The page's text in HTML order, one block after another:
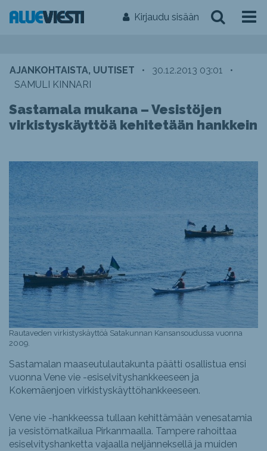
Kirjaudu sisään
AJANKOHTAISTA, UUTISET • 30.12.2013 03:01
•
SAMULI KINNARI
Sastamala mukana – Vesistöjen
virkistyskäyttöä kehitetään hankkein
Rautaveden virkistyskäyttöä Satakunnan Kansansoudussa vuonna
2009.
Sastamalan maaseutulautakunta päätti osallistua ensi
vuonna Vene vie -esiselvityshankkeeseen ja
Kokemäenjoen virkistyskäyttöhankkeeseen.
Vene vie -hankkeessa tullaan kehittämään venesatamia
ja vesistömatkailua Pirkanmaalla. Tampere rahoittaa
esiselvityshanketta vajaalla neljänneksellä ja muiden